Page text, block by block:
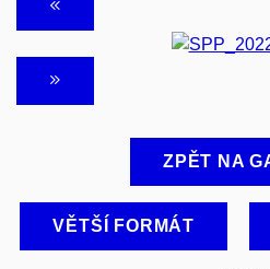
ZPĚT NA
VĚTŠÍ FORMÁT